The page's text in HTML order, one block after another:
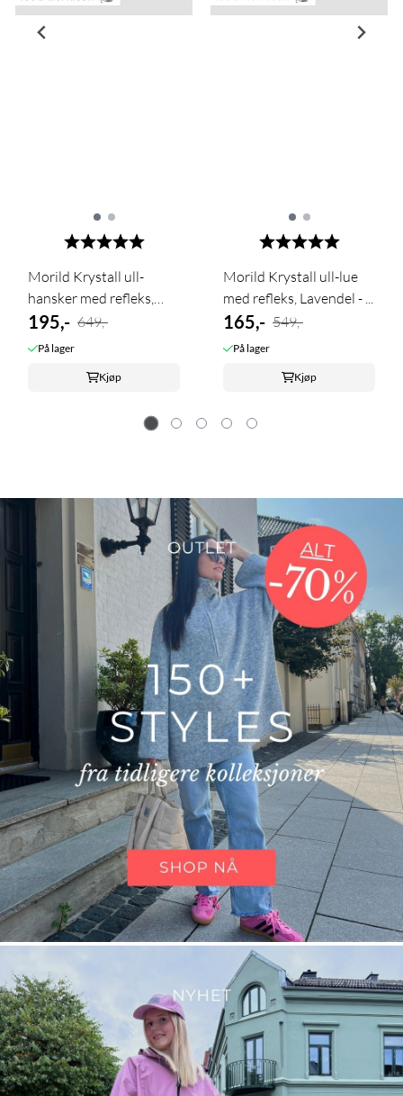
Karakter: 5.0 av 5 mulige
Morild Krystall ull-
hansker med refleks,
Lavendel ...
195,- 649,-
På lager
Kjøp
Karakter: 5.0 av 5
Morild Krystall ull-lue
med refleks, Lavendel - ...
165,- 549,-
På lager
Kjøp